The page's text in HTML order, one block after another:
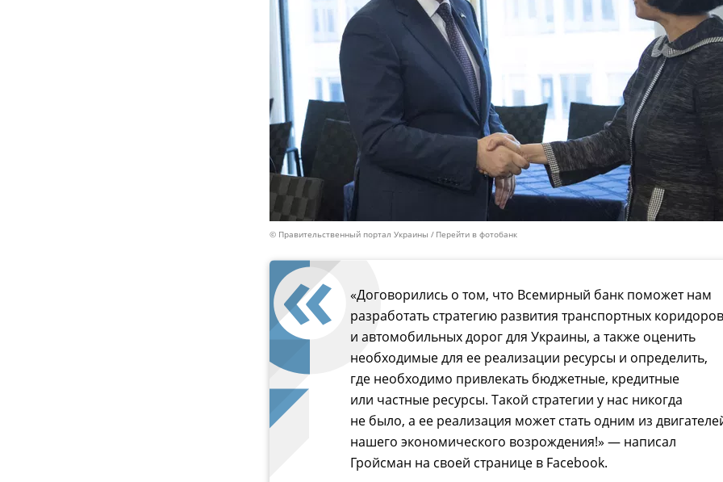
© Правительственный портал Украины Перейти в фотобанк
«Договорились о том, что Всемирный банк поможет нам
разработать стратегию развития транспортных коридоров
и автомобильных дорог для Украины, а также оценить
необходимые для ее реализации ресурсы и определить,
где необходимо привлекать бюджетные, кредитные
или частные ресурсы. Такой стратегии у нас никогда
не было, а ее реализация может стать одним из
нашего экономического возрождения!» — написал
Гройсман на своей странице в Facebook.